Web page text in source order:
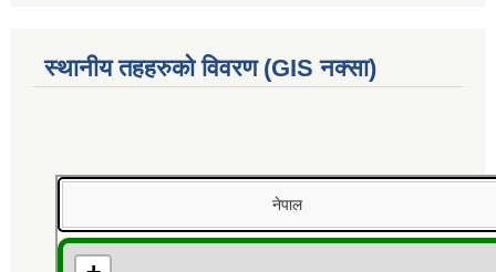
स्थानीय तहहरुको विवरण (GIS नक्सा)